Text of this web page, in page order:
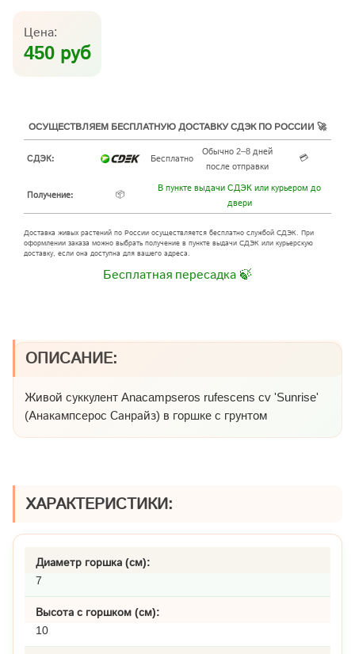
Цена:
450 руб
ОСУЩЕСТВЛЯЕМ БЕСПЛАТНУЮ ДОСТАВКУ СДЭК ПО РОССИИ 🚀
СДЭК: Бесплатно
Обычно 2–8 дней
после отправки
💳
Получение: 📦
В пункте выдачи СДЭК или курьером до
двери
Доставка живых растений по России осуществляется бесплатно службой СДЭК. При
оформлении заказа можно выбрать получение в пункте выдачи СДЭК или курьерскую
доставку, если она доступна для вашего адреса.
Бесплатная пересадка 🍃
ОПИСАНИЕ:
Живой суккулент Anacampseros rufescens cv 'Sunrise'
(Анакампсерос Санрайз) в горшке с грунтом
ХАРАКТЕРИСТИКИ:
Диаметр горшка (см):
7
Высота с горшком (см):
10